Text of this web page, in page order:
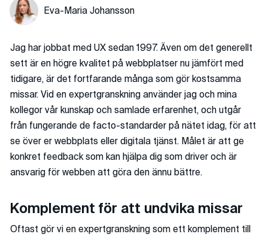
Eva-Maria Johansson
Jag har jobbat med UX sedan 1997. Även om det generellt
sett är en högre kvalitet på webbplatser nu jämfört med
tidigare, är det fortfarande många som gör kostsamma
missar. Vid en expertgranskning använder jag och mina
kollegor vår kunskap och samlade erfarenhet, och utgår
från fungerande de facto-standarder på nätet idag, för att
se över er webbplats eller digitala tjänst. Målet är att ge
konkret feedback som kan hjälpa dig som driver och är
ansvarig för webben att göra den ännu bättre.
Komplement för att undvika missar
Oftast gör vi en expertgranskning som ett komplement till